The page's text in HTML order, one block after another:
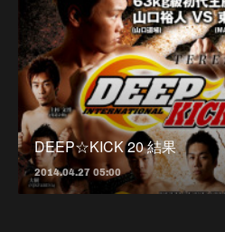
DEEP☆KICK 20 結果
2014.04.27 05:00